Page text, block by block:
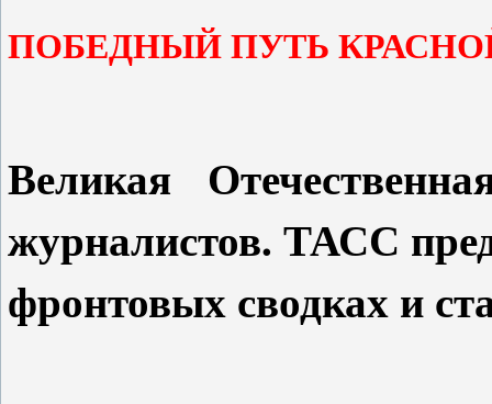
ПОБЕДНЫЙ ПУТЬ
Великая
журналистов. ТАСС
фронтовых сводках и